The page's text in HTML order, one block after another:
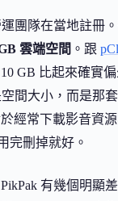
團隊在當地註冊
雲端空間 。跟
GB 比起來確實
間大小，而是那
經常下載影音資
完刪掉就好。
有幾個明顯